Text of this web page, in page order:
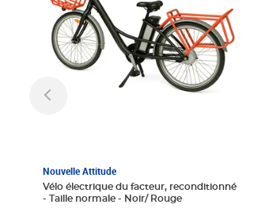
Nouvelle Attitude
Vélo électrique du facteur, reconditionné
- Taille normale - Noir/ Rouge